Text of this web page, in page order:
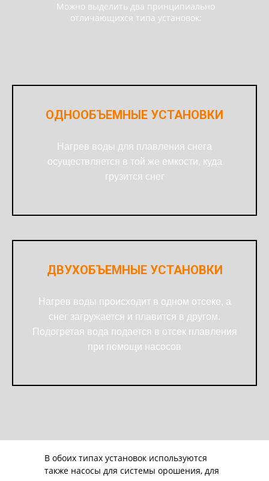
Можно выделить два принципиально
отличающихся типа установок:
ОДНООБЪЕМНЫЕ УСТАНОВКИ
Нагрев воды для плавления снега
осуществляется в той же емкости, куда
грузится снег
ДВУХОБЪЕМНЫЕ УСТАНОВКИ
Нагрев воды происходит в одном отсеке, а
снег загружается и плавится в другом.
Подогретая вода подается в отсек плавления
при помощи насосов
В обоих типах установок используются
также насосы для системы орошения, для